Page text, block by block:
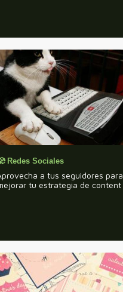
Redes Sociales
a tus seguidores para
tu estrategia de content